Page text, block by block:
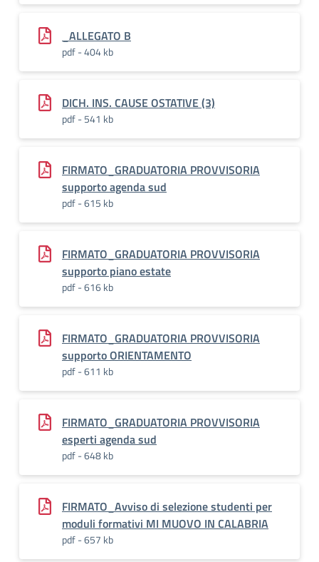
_ALLEGATO B
pdf - 404 kb
DICH. INS. CAUSE OSTATIVE (3)
pdf - 541 kb
FIRMATO_GRADUATORIA PROVVISORIA
supporto agenda sud
pdf - 615 kb
FIRMATO_GRADUATORIA PROVVISORIA
supporto piano estate
pdf - 616 kb
FIRMATO_GRADUATORIA PROVVISORIA
supporto ORIENTAMENTO
pdf - 611 kb
FIRMATO_GRADUATORIA PROVVISORIA
esperti agenda sud
pdf - 648 kb
FIRMATO_Avviso di selezione studenti per
moduli formativi MI MUOVO IN CALABRIA
pdf - 657 kb